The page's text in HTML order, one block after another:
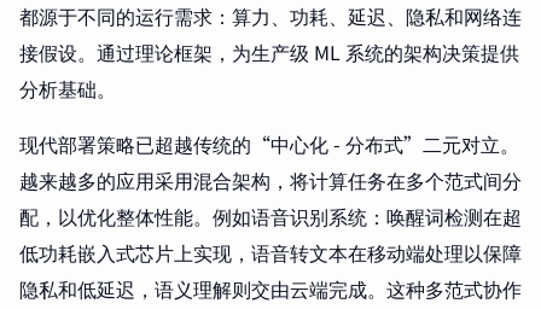
都源于不同的运行需求：算力、功耗、延迟、隐私和网络连
接假设。通过理论框架，为生产级 ML 系统的架构决策提供
分析基础。
现代部署策略已超越传统的“中心化 - 分布式”二元对立。
越来越多的应用采用混合架构，将计算任务在多个范式间分
配，以优化整体性能。例如语音识别系统：唤醒词检测在超
低功耗嵌入式芯片上实现，语音转文本在移动端处理以保障
隐私和低延迟，语义理解则交由云端完成。这种多范式协作